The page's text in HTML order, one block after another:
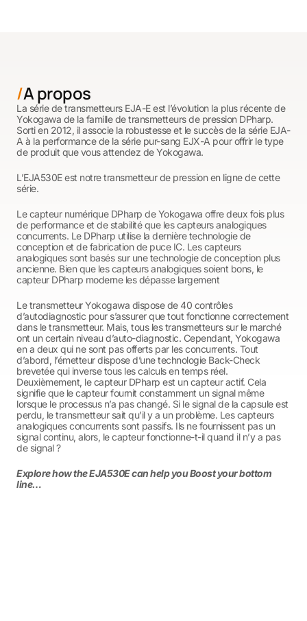
A propos
La série de transmetteurs EJA-E est l’évolution la plus récente de
Yokogawa de la famille de transmetteurs de pression DPharp.
Sorti en 2012, il associe la robustesse et le succès de la série EJA-
A à la performance de la série pur-sang EJX-A pour offrir le type
de produit que vous attendez de Yokogawa.
L’EJA530E est notre transmetteur de pression en ligne de cette
série.
Le capteur numérique DPharp de Yokogawa offre deux fois plus
de performance et de stabilité que les capteurs analogiques
concurrents. Le DPharp utilise la dernière technologie de
conception et de fabrication de puce IC. Les capteurs
analogiques sont basés sur une technologie de conception plus
ancienne. Bien que les capteurs analogiques soient bons, le
capteur DPharp moderne les dépasse largement
Le transmetteur Yokogawa dispose de 40 contrôles
d’autodiagnostic pour s’assurer que tout fonctionne correctement
dans le transmetteur. Mais, tous les transmetteurs sur le marché
ont un certain niveau d’auto-diagnostic. Cependant, Yokogawa
en a deux qui ne sont pas offerts par les concurrents. Tout
d’abord, l’émetteur dispose d’une technologie Back-Check
brevetée qui inverse tous les calculs en temps réel.
Deuxièmement, le capteur DPharp est un capteur actif. Cela
signifie que le capteur fournit constamment un signal même
lorsque le processus n’a pas changé. Si le signal de la capsule est
perdu, le transmetteur sait qu’il y a un problème. Les capteurs
analogiques concurrents sont passifs. Ils ne fournissent pas un
signal continu, alors, le capteur fonctionne-t-il quand il n’y a pas
de signal ?
Explore how the EJA530E can help you Boost your bottom
line…